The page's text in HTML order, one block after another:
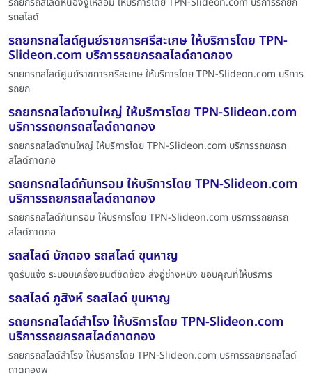
รถสไลด์
รถยกรถสไลด์ศูนย์ราชการศรีสะเกษ ให้บริการโดย TPN-
Slideon.com บริการรถยกรถสไลด์ถาดกอง
รถยกรถสไลด์ศูนย์ราชการศรีสะเกษ ให้บริการโดย TPN-Slideon.com บริการ
รถยก
รถยกรถสไลด์จานใหญ่ ให้บริการโดย TPN-Slideon.com
บริการรถยกรถสไลด์ถาดกอง
รถยกรถสไลด์จานใหญ่ ให้บริการโดย TPN-Slideon.com บริการรถยกรถ
สไลด์ถาดกอ
รถยกรถสไลด์กันทรอม ให้บริการโดย TPN-Slideon.com
บริการรถยกรถสไลด์ถาดกอง
รถยกรถสไลด์กันทรอม ให้บริการโดย TPN-Slideon.com บริการรถยกรถ
สไลด์ถาดกอ
รถสไลด์ บักดอง รถสไลด์ ขุนหาญ
จุดรับแจ้ง ระบอบเครื่องยนต์ขัดข้อง ส่งอู่ช่างหมิง ขอบคุณที่ให้บริการ
รถสไลด์ ภูสิงห์ รถสไลด์ ขุนหาญ
รถยกรถสไลด์สำโรง ให้บริการโดย TPN-Slideon.com
บริการรถยกรถสไลด์ถาดกอง
รถยกรถสไลด์สำโรง ให้บริการโดย TPN-Slideon.com บริการรถยกรถสไลด์
ถาดกองพ